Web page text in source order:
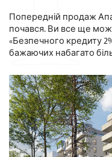
Попередній продаж
почався. Ви все ще
«Безпечного кредиту
бажаючих набагато